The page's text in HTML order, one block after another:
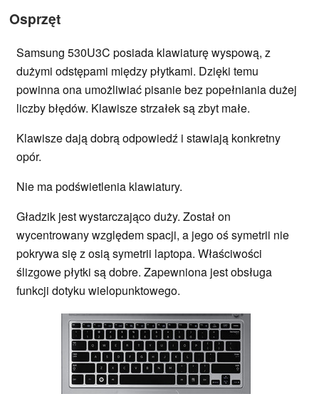
Osprzęt
Samsung 530U3C posiada klawiaturę wyspową, z
dużymi odstępami między płytkami. Dzięki temu
powinna ona umożliwiać pisanie bez popełniania dużej
liczby błędów. Klawisze strzałek są zbyt małe.
Klawisze dają dobrą odpowiedź i stawiają konkretny
opór.
Nie ma podświetlenia klawiatury.
Gładzik jest wystarczająco duży. Został on
wycentrowany względem spacji, a jego oś symetrii nie
pokrywa się z osią symetrii laptopa. Właściwości
ślizgowe płytki są dobre. Zapewniona jest obsługa
funkcji dotyku wielopunktowego.